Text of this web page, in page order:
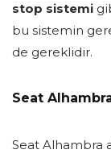
stop sistemi
bu sistemin
de gereklidir.
Seat
Seat Alhambra